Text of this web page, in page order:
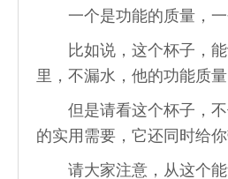
一个是功能的质量，一
比如说，这个杯子，能
里，不漏水，他的功能质量
但是请看这个杯子，不
的实用需要，它还同时给你
请大家注意，从这个能